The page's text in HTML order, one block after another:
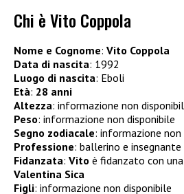
Chi è Vito Coppola
Nome e Cognome: Vito Coppola
Data di nascita: 1992
Luogo di nascita: Eboli
Età: 28 anni
Altezza: informazione non
Peso: informazione non disponibile
Segno zodiacale: informazione non
Professione: ballerino e insegnante
Fidanzata: Vito è fidanzato con
Valentina Sica
Figli: informazione non disponibile